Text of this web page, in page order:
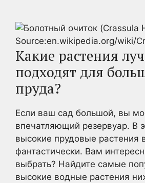
Source:en.wikipedia.org/wiki/
Какие растения
подходят для
пруда?
Если ваш сад большой, вы
впечатляющий резервуар. В
высокие прудовые растения
фантастически. Вам
выбрать? Найдите самые
высокие водные растения